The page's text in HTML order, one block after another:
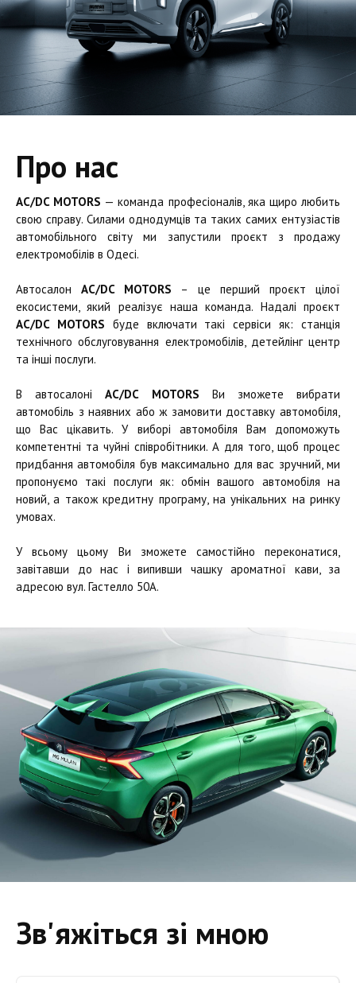
Про нас
AC/DC MOTORS — команда професіоналів, яка щиро любить
свою справу. Силами однодумців та таких самих ентузіастів
автомобільного світу ми запустили проєкт з продажу
електромобілів в Одесі.
АвтосалонAC/DC MOTORS – це перший проєкт цілої
екосистеми, який реалізує наша команда. Надалі проєкт
AC/DC MOTORS буде включати такі сервіси як: станція
технічного обслуговування електромобілів, детейлінг центр
та інші послуги.
В автосалоніAC/DC MOTORS Ви зможете вибрати
автомобіль з наявних або ж замовити доставку автомобіля,
що Вас цікавить. У виборі автомобіля Вам допоможуть
компетентні та чуйні співробітники. А для того, щоб процес
придбання автомобіля був максимально для вас зручний, ми
пропонуємо такі послуги як: обмін вашого автомобіля на
новий, а також кредитну програму, на унікальних на ринку
умовах.
У всьому цьому Ви зможете самостійно переконатися,
завітавши до нас і випивши чашку ароматної кави, за
адресою вул. Гастелло 50А.
Зв'яжіться зі мною